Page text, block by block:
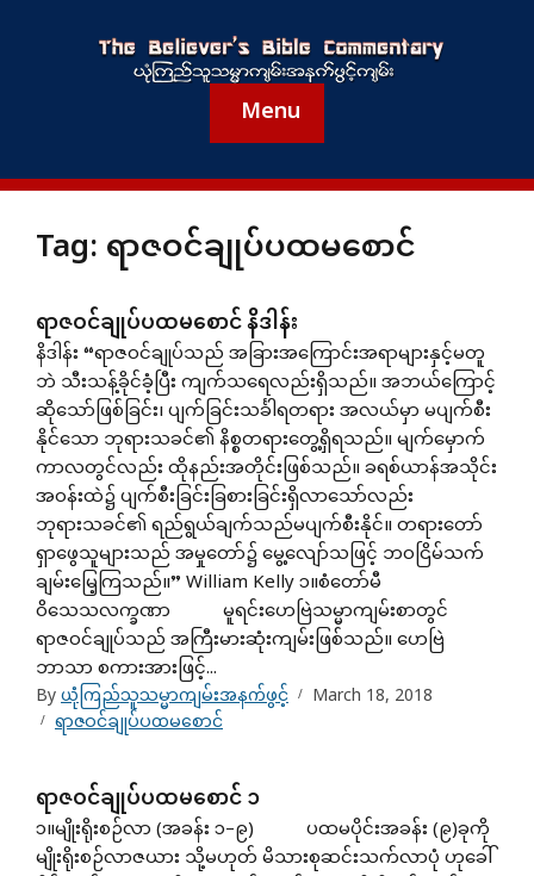
Menu
Tag:ရာဇဝင်ချုပ်ပထမစောင်
ရာဇဝင်ချုပ်ပထမစောင် နိဒါန်း
နိဒါန်း “ရာဇဝင်ချုပ်သည် အခြားအကြောင်းအရာများနှင့်မတူ
ဘဲ သီးသန့်ခိုင်ခံ့ပြီး ကျက်သရေလည်းရှိသည်။ အဘယ်ကြောင့်
ဆိုသော်ဖြစ်ခြင်း၊ ပျက်ခြင်းသင်္ခါရတရား အလယ်မှာ မပျက်စီး
နိုင်သော ဘုရားသခင်၏ နိစ္စတရားတွေ့ရှိရသည်။ မျက်မှောက်
ကာလတွင်လည်း ထိုနည်းအတိုင်းဖြစ်သည်။ ခရစ်ယာန်အသိုင်း
အဝန်းထဲ၌ ပျက်စီးခြင်းခြစားခြင်းရှိလာသော်လည်း
ဘုရားသခင်၏ ရည်ရွယ်ချက်သည်မပျက်စီးနိုင်။ တရားတော်
ရှာဖွေသူများသည် အမှုတော်၌ မွေ့လျော်သဖြင့် ဘဝငြိမ်သက်
ချမ်းမြေ့ကြသည်။” William Kelly ၁။စံတော်မီ
ဝိသေသလက္ခဏာ မူရင်းဟေဗြဲသမ္မာကျမ်းစာတွင်
ရာဇဝင်ချုပ်သည် အကြီးမားဆုံးကျမ်းဖြစ်သည်။ ဟေဗြဲ
ဘာသာ စကားအားဖြင့်...
Byယုံကြည်သူသမ္မာကျမ်းအနက်ဖွင့် March 18, 2018
ရာဇဝင်ချုပ်ပထမစောင်
ရာဇဝင်ချုပ်ပထမစောင် ၁
၁။မျိုးရိုးစဉ်လာ (အခန်း ၁–၉) ပထမပိုင်းအခန်း (၉)ခုကို
မျိုးရိုးစဉ်လာဇယား သို့မဟုတ် မိသားစုဆင်းသက်လာပုံ ဟုခေါ်